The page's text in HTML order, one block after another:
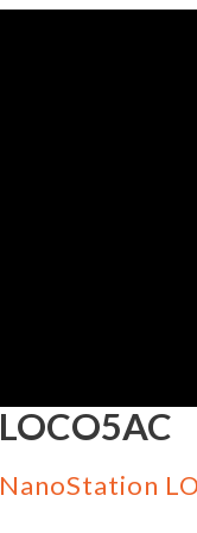
LOCO5AC
NanoStation